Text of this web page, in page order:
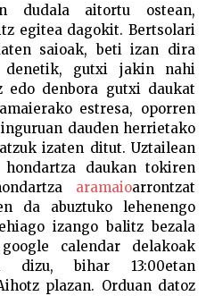
dudala aitortu ostean,
egitea dagokit. Bertsolari
saioak, beti izan dira
denetik, gutxi jakin nahi
edo denbora gutxi daukat
estresa, oporren
dauden herrietako
izaten ditut. Uztailean
daukan tokiren
aramaioarrontzat
da abuztuko lehenengo
izango balitz bezala
calendar delakoak
dizu, bihar 13:00etan
plazan. Orduan datoz